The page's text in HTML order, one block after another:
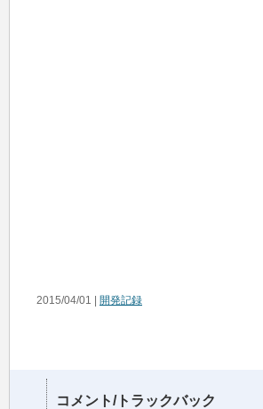
2015/04/01 | 開発記録
コメント/トラックバック